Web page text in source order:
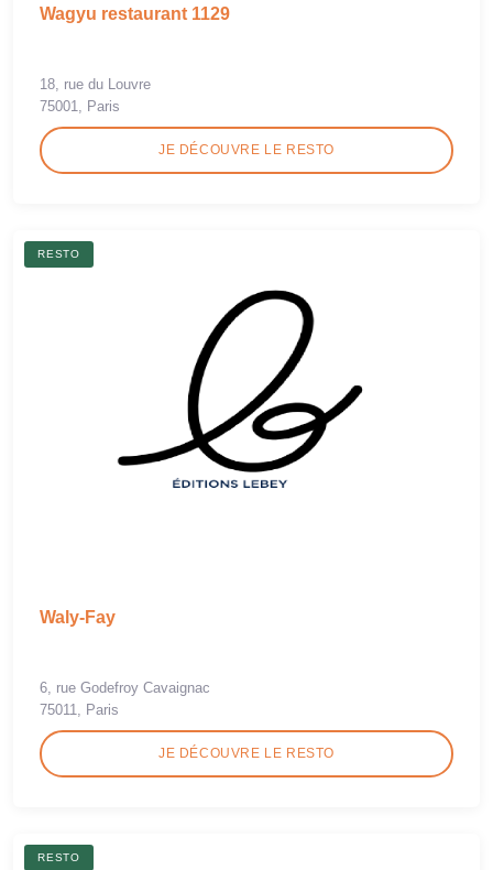
Wagyu restaurant 1129
18, rue du Louvre
75001, Paris
JE DÉCOUVRE LE RESTO
RESTO
Waly-Fay
6, rue Godefroy Cavaignac
75011, Paris
JE DÉCOUVRE LE RESTO
RESTO